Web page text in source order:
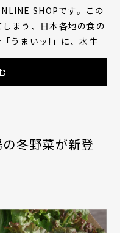
SHOPです。この
まう、日本各地の食の
うまいッ!」に、水牛
きました。4月19...
冬野菜が新登